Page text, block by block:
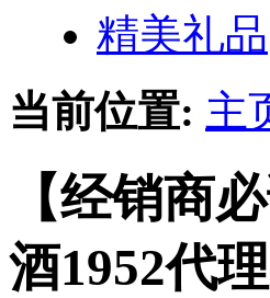
精美礼品
当前位置: 主
【经销商
酒1952代理